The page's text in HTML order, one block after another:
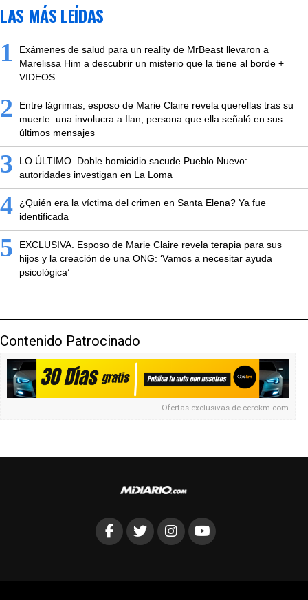
LAS MÁS LEÍDAS
1
Exámenes de salud para un reality de MrBeast llevaron a
Marelissa Him a descubrir un misterio que la tiene al borde +
VIDEOS
2
Entre lágrimas, esposo de Marie Claire revela querellas tras su
muerte: una involucra a Ilan, persona que ella señaló en sus
últimos mensajes
3
LO ÚLTIMO. Doble homicidio sacude Pueblo Nuevo:
autoridades investigan en La Loma
4
¿Quién era la víctima del crimen en Santa Elena? Ya fue
identificada
5
EXCLUSIVA. Esposo de Marie Claire revela terapia para sus
hijos y la creación de una ONG: ‘Vamos a necesitar ayuda
psicológica’
Contenido Patrocinado
Ofertas exclusivas de cerokm.com